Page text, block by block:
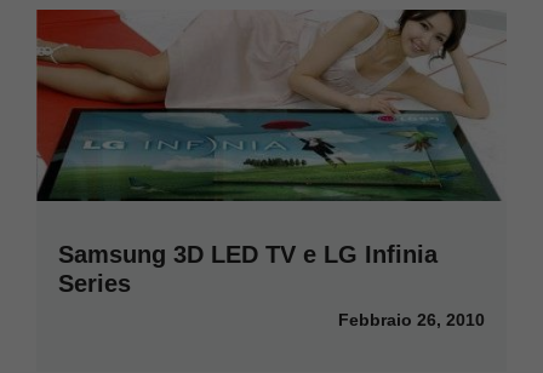
Samsung 3D LED TV e LG Infinia
Series
Febbraio 26, 2010